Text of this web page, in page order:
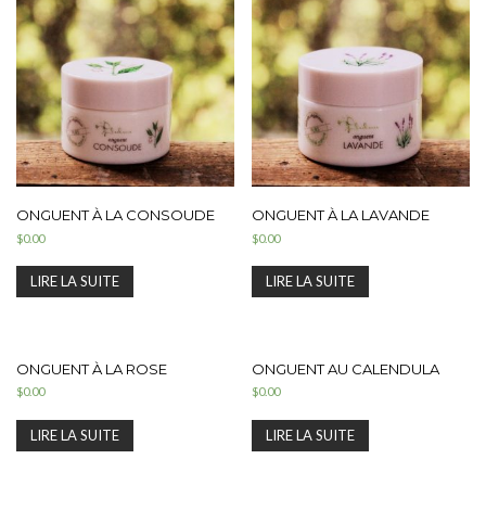
ONGUENT À LA CONSOUDE
$0.00
LIRE LA SUITE
ONGUENT À LA LAVANDE
$0.00
LIRE LA SUITE
ONGUENT À LA ROSE
$0.00
LIRE LA SUITE
ONGUENT AU CALENDULA
$0.00
LIRE LA SUITE